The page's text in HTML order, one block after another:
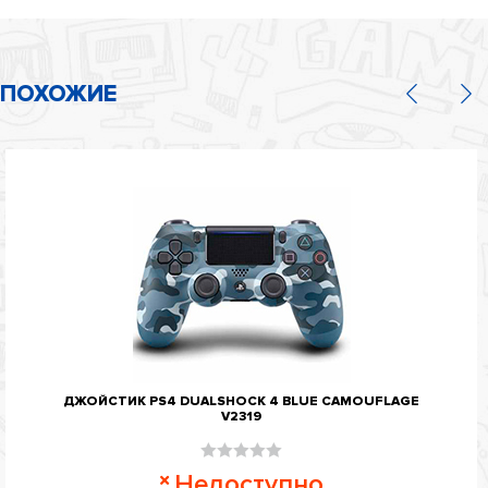
ПОХОЖИЕ
ДЖОЙСТИК PS4 DUALSHOCK 4 BLUE CAMOUFLAGE
V2319